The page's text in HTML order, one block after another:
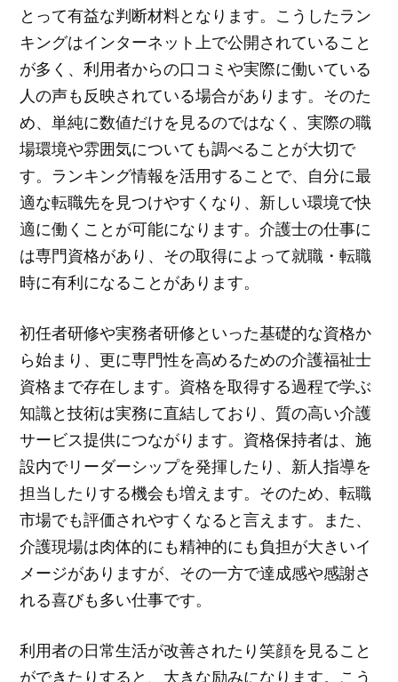
とって有益な判断材料となります。こうしたラン
キングはインターネット上で公開されていること
が多く、利用者からの口コミや実際に働いている
人の声も反映されている場合があります。そのた
め、単純に数値だけを見るのではなく、実際の職
場環境や雰囲気についても調べることが大切で
す。ランキング情報を活用することで、自分に最
適な転職先を見つけやすくなり、新しい環境で快
適に働くことが可能になります。介護士の仕事に
は専門資格があり、その取得によって就職・転職
時に有利になることがあります。
初任者研修や実務者研修といった基礎的な資格か
ら始まり、更に専門性を高めるための介護福祉士
資格まで存在します。資格を取得する過程で学ぶ
知識と技術は実務に直結しており、質の高い介護
サービス提供につながります。資格保持者は、施
設内でリーダーシップを発揮したり、新人指導を
担当したりする機会も増えます。そのため、転職
市場でも評価されやすくなると言えます。また、
介護現場は肉体的にも精神的にも負担が大きいイ
メージがありますが、その一方で達成感や感謝さ
れる喜びも多い仕事です。
利用者の日常生活が改善されたり笑顔を見ること
ができたりすると、大きな励みになります。こう